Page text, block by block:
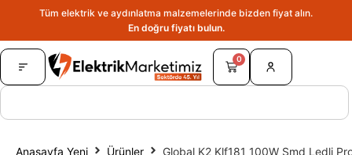
Tüm elektrik ve aydınlatma malzemelerinde bizden fiyat alın.
En doğru fiyatı bulun.
0
Anasayfa Yeni Ürünler Global K2 Klf181 100W Smd Ledli